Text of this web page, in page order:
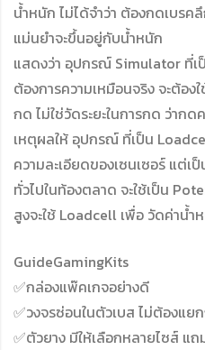
น้ำหนัก ไม่ได้จำว่า ต้องกดเบรค
แม่นยำจะขึ้นอยู่กับน้ำหนัก
แสดงว่า อุปกรณ์ Simulator ที่เ
ต้องการความเหมือนจริง จะต้อง
กด ไม่ใช่วัดระยะในการกด ว่ากด
เหตุผลให้ อุปกรณ์ ที่เป็น
ความละเอียดของเซนเซอร์ แต่เ
ทั่วไปในท้องตลาด จะใช้เป็น
สูงจะใช้ Loadcell เพื่อ วัดค่าน้ำ
GuideGamingKits
✅กล่องแพ๊คเกจอย่างดี
✅วงจรซ่อนในตัวเบส ไม่ต้องแย
✅ตัวยาง มีให้เลือกหลายไซส์ แถ